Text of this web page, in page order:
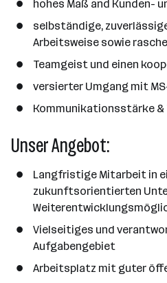
hohes Maß and Kunden-
selbständige,
Arbeitsweise sowie
Teamgeist und einen
versierter Umgang mit
Kommunikationsstärke
Unser Angebot:
Langfristige Mitarbeit in
zukunftsorientierten
Vielseitiges und
Aufgabengebiet
Arbeitsplatz mit guter